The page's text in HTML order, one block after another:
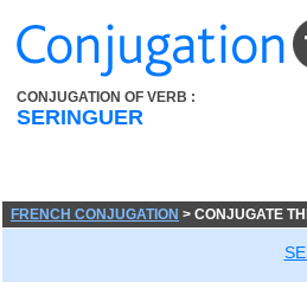
CONJUGATION OF VERB :
SERINGUER
FRENCH CONJUGATION > CONJUGATE